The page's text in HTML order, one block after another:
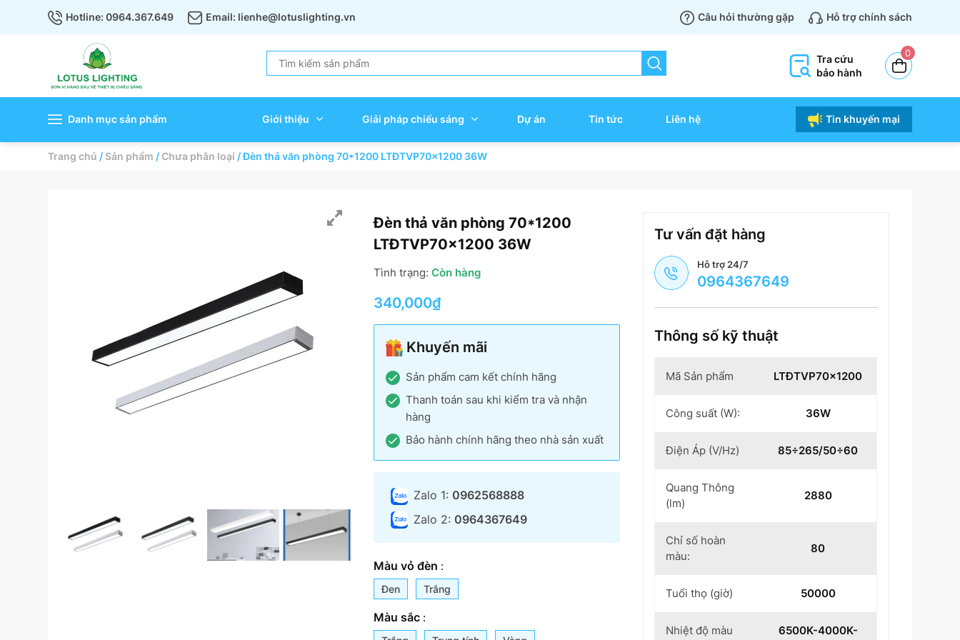
Hotline: 0964.367.649 Email: lienhe@lotuslighting.vn Câu hỏi thường gặp Hỗ trợ chính sách
Tra cứu
bảo hành
0
Danh mục sản phẩm Giới thiệu Giải pháp chiếu sáng Dự án Tin tức Liên hệ Tin khuyến mại
Trang chủ /Sản phẩm / Chưa phân loại /Đèn thả văn phòng 70*1200 LTĐTVP70x1200 36W
Đèn thả văn phòng 70*1200
LTĐTVP70x1200 36W
Tình trạng: Còn hàng
340,000₫
Khuyến mãi
Sản phẩm cam kết chính hãng
Thanh toán sau khi kiểm tra và nhận
hàng
Bảo hành chính hãng theo nhà sản xuất
Zalo 1: 0962568888
Zalo 2: 0964367649
Màu vỏ đèn :
Đen Trắng
Màu sắc :
Tư vấn đặt hàng
Hỗ trợ 24/7
0964367649
Thông số kỹ thuật
Mã Sản phẩm LTĐTVP70x1200
Công suất (W): 36W
Điện Áp (V/Hz) 85÷265/50÷60
Quang Thông
(lm)
2880
Chỉ số hoàn
màu:
80
Tuổi thọ (giờ) 50000
Nhiệt độ màu
6500K-4000K-